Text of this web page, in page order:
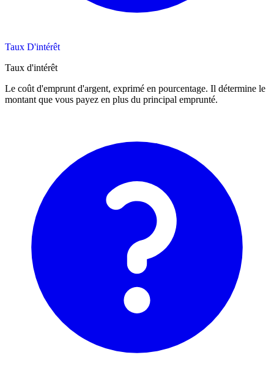
Taux D'intérêt
Taux d'intérêt
Le coût d'emprunt d'argent, exprimé en pourcentage. Il détermine le
montant que vous payez en plus du principal emprunté.